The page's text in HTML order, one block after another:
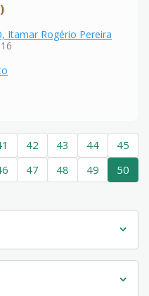
Itamar Rogério Pereira
42 43 44
45
47 48 49 50